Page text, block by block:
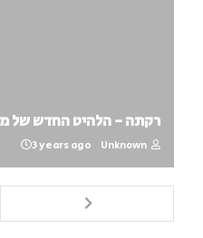
רקתה - הלהיט החדש של
Unknown
3 years ago